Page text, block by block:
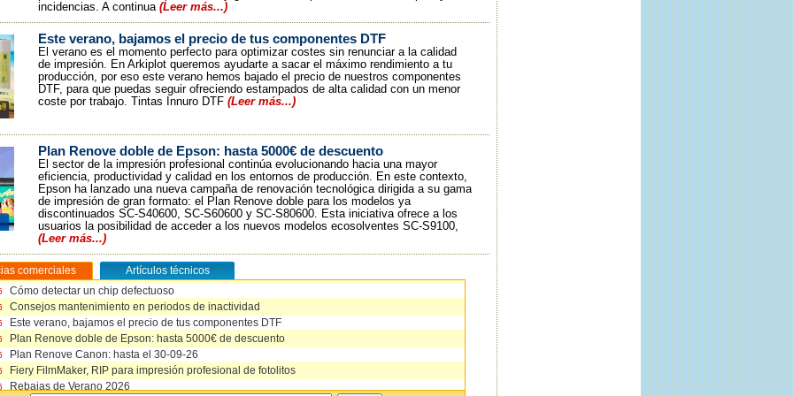
incidencias. A continua (Leer más...)
Este verano, bajamos el precio de tus componentes DTF
El verano es el momento perfecto para optimizar costes sin renunciar a la calidad
de impresión. En Arkiplot queremos ayudarte a sacar el máximo rendimiento a tu
producción, por eso este verano hemos bajado el precio de nuestros componentes
DTF, para que puedas seguir ofreciendo estampados de alta calidad con un menor
coste por trabajo. Tintas Innuro DTF (Leer más...)
Plan Renove doble de Epson: hasta 5000€ de descuento
El sector de la impresión profesional continúa evolucionando hacia una mayor
eficiencia, productividad y calidad en los entornos de producción. En este contexto,
Epson ha lanzado una nueva campaña de renovación tecnológica dirigida a su gama
de impresión de gran formato: el Plan Renove doble para los modelos ya
discontinuados SC-S40600, SC-S60600 y SC-S80600. Esta iniciativa ofrece a los
usuarios la posibilidad de acceder a los nuevos modelos ecosolventes SC-S9100,
(Leer más...)
comerciales
Cómo detectar un chip defectuoso
Consejos mantenimiento en periodos de inactividad
Este verano, bajamos el precio de tus componentes DTF
Plan Renove doble de Epson: hasta 5000€ de descuento
Plan Renove Canon: hasta el 30-09-26
Fiery FilmMaker, RIP para impresión profesional de fotolitos
Rebajas de Verano 2026
Artículos técnicos
Cómo detectar un chip defectuoso
Tintas Vs rentabilidad en impresión fotográfica
Epson Media Installer: guía de uso
Ajustes del plato térmico en las planchas Arkipress
Engrase del eje basculante en planchas neumáticas ArkiPress 4050
Cómo cambiar la cuchilla de tu guillotina
Unidad de recogida universal para plotters